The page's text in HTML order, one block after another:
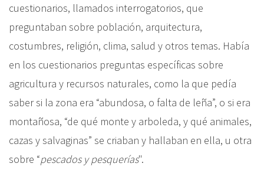
cuestionarios, llamados interrogatorios, que
preguntaban sobre población, arquitectura,
costumbres, religión, clima, salud y otros temas. Había
en los cuestionarios preguntas específicas sobre
agricultura y recursos naturales, como la que pedía
saber si la zona era “abundosa, o falta de leña”, o si era
montañosa, “de qué monte y arboleda, y qué animales,
cazas y salvaginas” se criaban y hallaban en ella, u otra
sobre “pescados y pesquerías".